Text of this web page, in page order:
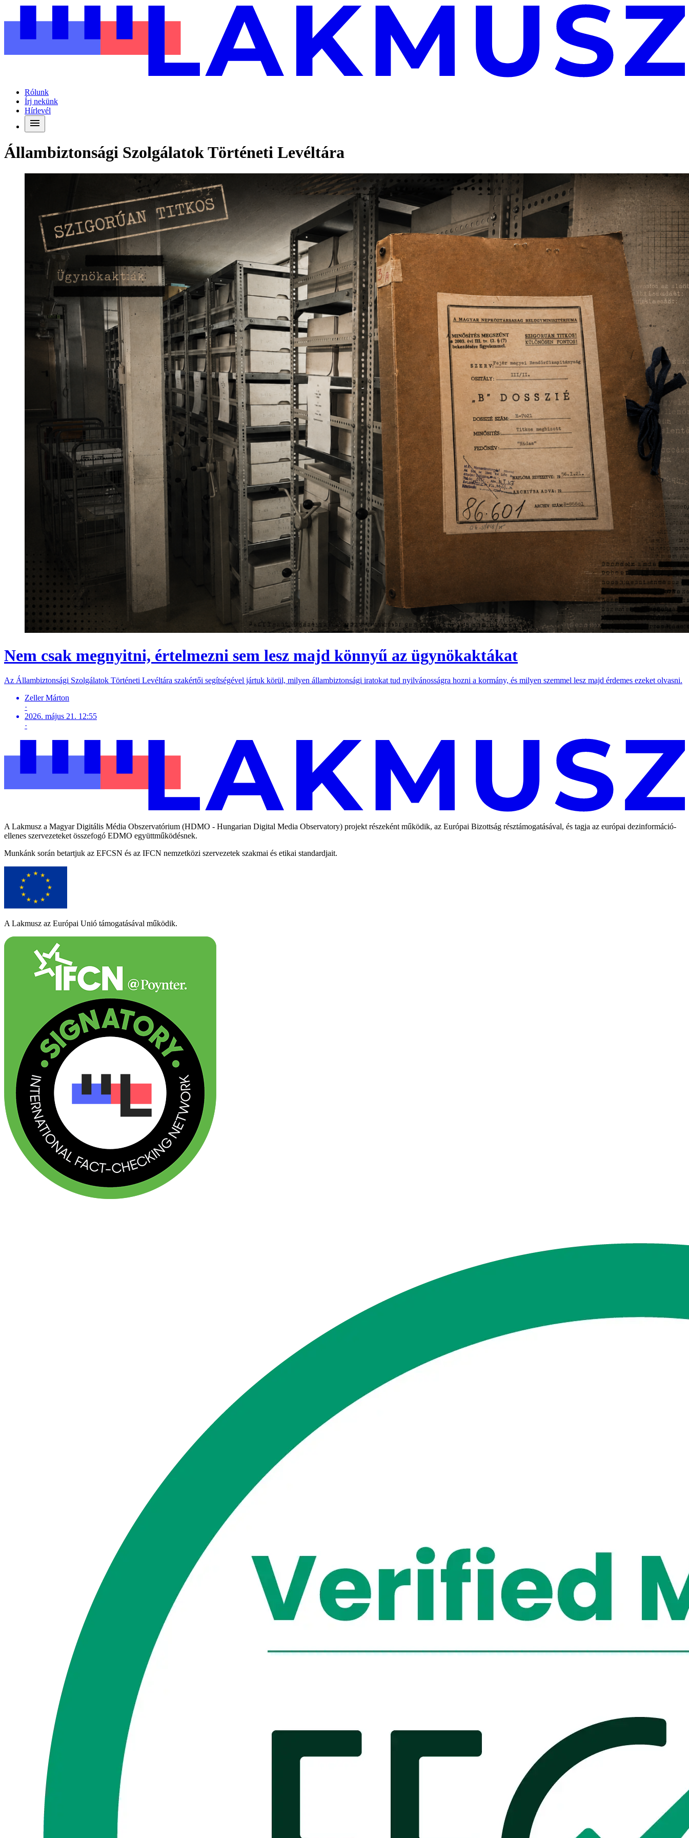
Rólunk
Írj nekünk
Hírlevél
Állambiztonsági Szolgálatok Történeti Levéltára
Nem csak megnyitni, értelmezni sem lesz majd könnyű az ügynökaktákat
Az Állambiztonsági Szolgálatok Történeti Levéltára szakértői segítségével jártuk körül, milyen állambiztonsági iratokat tud nyilvánosságra hozni a kormány, és milyen szemmel lesz majd érdemes ezeket olvasni.
Zeller Márton
·
2026. május 21. 12:55
·
A Lakmusz a Magyar Digitális Média Obszervatórium (HDMO - Hungarian Digital Media Observatory) projekt részeként működik, az Európai Bizottság résztámogatásával, és tagja az európai dezinformáció-
ellenes szervezeteket összefogó EDMO együttműködésnek.
Munkánk során betartjuk az EFCSN és az IFCN nemzetközi szervezetek szakmai és etikai standardjait.
A Lakmusz az Európai Unió támogatásával működik.